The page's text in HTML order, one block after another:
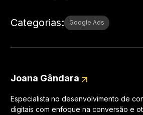
Categorias: Google Ads
Joana Gândara
Especialista no desenvolvimento de
digitais com enfoque na conversão e